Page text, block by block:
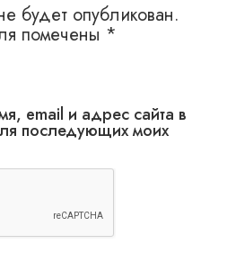
будет опубликован.
помечены *
email и адрес сайта в
последующих моих